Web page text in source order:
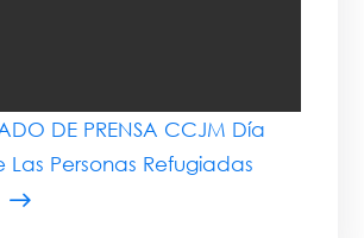
DE PRENSA CCJM Día
Las Personas Refugiadas